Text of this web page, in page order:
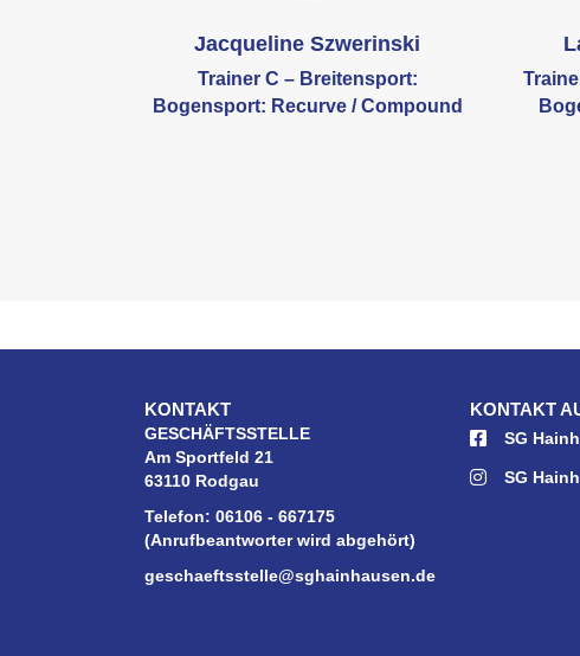
Jacqueline Szwerinski
Trainer C – Breitensport:
Bogensport: Recurve / Compound
KONTAKT
GESCHÄFTSSTELLE
Am Sportfeld 21
63110 Rodgau
Telefon: 06106 - 667175
(Anrufbeantworter wird abgehört)
geschaeftsstelle@sghainhausen.de
KONTAKT
SG
SG